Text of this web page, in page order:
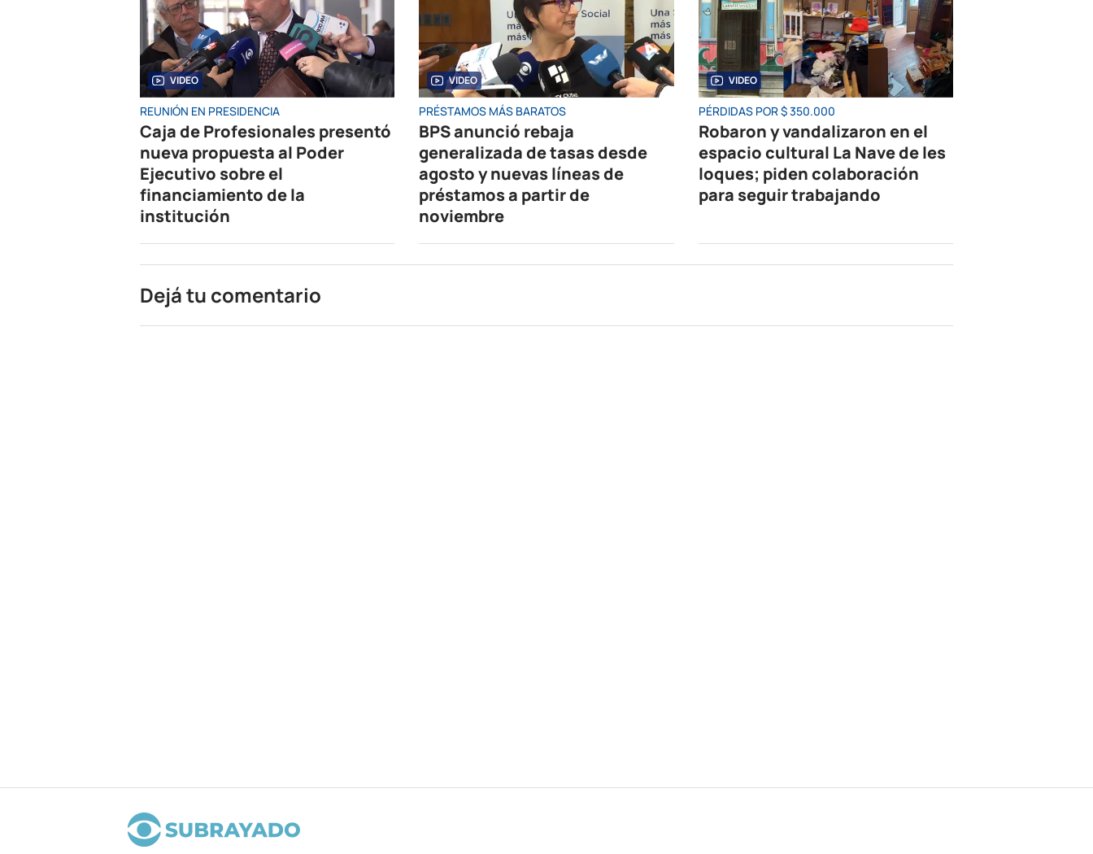
VIDEO
REUNIÓN EN PRESIDENCIA
Caja de Profesionales presentó
nueva propuesta al Poder
Ejecutivo sobre el
financiamiento de la
institución
VIDEO
PRÉSTAMOS MÁS BARATOS
BPS anunció rebaja
generalizada de tasas desde
agosto y nuevas líneas de
préstamos a partir de
noviembre
VIDEO
PÉRDIDAS POR $ 350.000
Robaron y vandalizaron en el
espacio cultural La Nave de les
loques; piden colaboración
para seguir trabajando
Dejá tu comentario